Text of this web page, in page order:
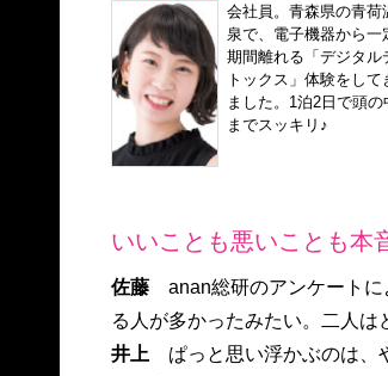
会社員。青森県の青荷
泉で、電子機器から一
期間離れる「デジタル
トックス」体験をして
ました。1泊2日で頭の
までスッキリ♪
いいことも悪いことも本
佐藤 anan総研のアンケート
る人が多かったみたい。二人は
井上 ぱっと思い浮かぶのは、